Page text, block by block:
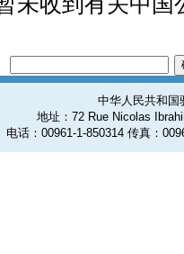
中华人民共和国
地址：72 Rue Nicolas
电话：00961-1-850314 传真：